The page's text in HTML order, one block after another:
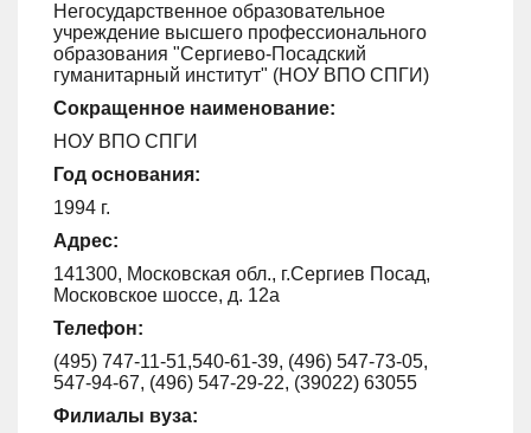
Негосударственное образовательное
учреждение высшего профессионального
образования "Сергиево-Посадский
гуманитарный институт" (НОУ ВПО СПГИ)
Сокращенное наименование:
НОУ ВПО СПГИ
Год основания:
1994 г.
Адрес:
141300, Московская обл., г.Сергиев Посад,
Московское шоссе, д. 12а
Телефон:
(495) 747-11-51,540-61-39, (496) 547-73-05,
547-94-67, (496) 547-29-22, (39022) 63055
Филиалы вуза: